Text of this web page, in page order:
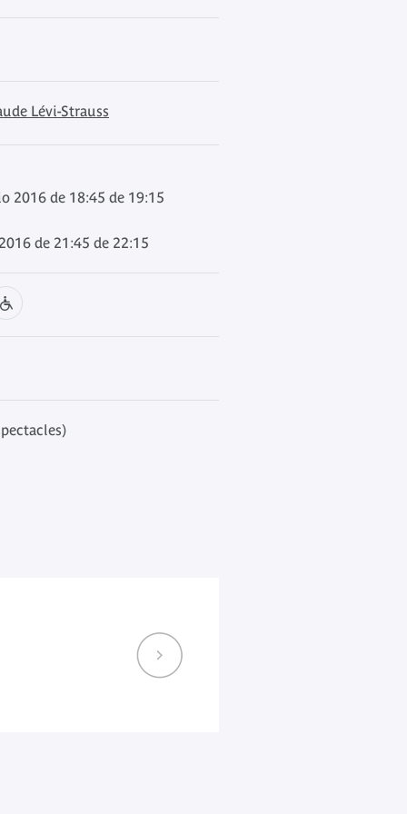
Lévi-Strauss
2016 de 18:45 de 19:15
de 21:45 de 22:15